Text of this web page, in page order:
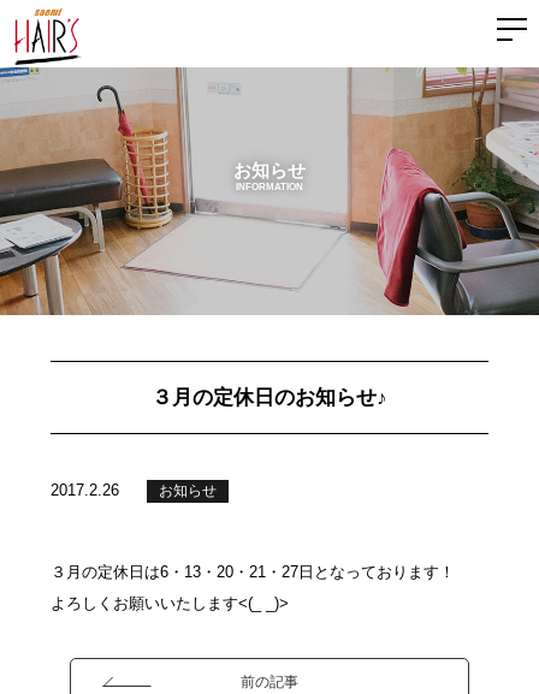
お知らせ
INFORMATION
３月の定休日のお知らせ♪
2017.2.26 お知らせ
３月の定休日は6・13・20・21・27日となっております！
よろしくお願いいたします<(_ _)>
前の記事